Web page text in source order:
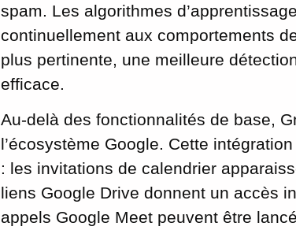
spam. Les algorithmes
continuellement aux comportements
plus pertinente, une meilleure
efficace.
Au-delà des fonctionnalités de base,
l’écosystème Google. Cette
: les invitations de calendrier
liens Google Drive donnent un accès
appels Google Meet peuvent être